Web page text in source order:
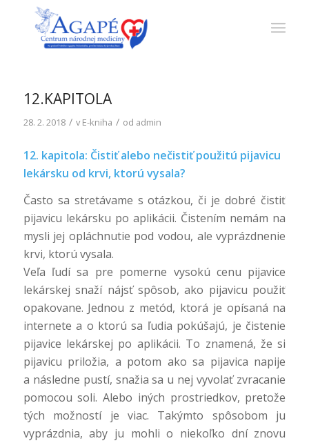
12.KAPITOLA
28. 2. 2018 / vE-kniha / od admin
12. kapitola: Čistiť alebo nečistiť použitú pijavicu
lekársku od krvi, ktorú vysala?
Často sa stretávame s otázkou, či je dobré čistiť
pijavicu lekársku po aplikácii. Čistením nemám na
mysli jej opláchnutie pod vodou, ale vyprázdnenie
krvi, ktorú vysala.
Veľa ľudí sa pre pomerne vysokú cenu pijavice
lekárskej snaží nájsť spôsob, ako pijavicu použiť
opakovane. Jednou z metód, ktorá je opísaná na
internete a o ktorú sa ľudia pokúšajú, je čistenie
pijavice lekárskej po aplikácii. To znamená, že si
pijavicu priložia, a potom ako sa pijavica napije
a následne pustí, snažia sa u nej vyvolať zvracanie
pomocou soli. Alebo iných prostriedkov, pretože
tých možností je viac. Takýmto spôsobom ju
vyprázdnia, aby ju mohli o niekoľko dní znovu